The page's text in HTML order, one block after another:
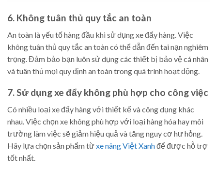
6. Không tuân thủ quy tắc an toàn
An toàn là yếu tố hàng đầu khi sử dụng xe đẩy hàng. Việc
không tuân thủ quy tắc an toàn có thể dẫn đến tai nạn nghiêm
trọng. Đảm bảo bạn luôn sử dụng các thiết bị bảo vệ cá nhân
và tuân thủ mọi quy định an toàn trong quá trình hoạt động.
7. Sử dụng xe đẩy không phù hợp cho công việc
Có nhiều loại xe đẩy hàng với thiết kế và công dụng khác
nhau. Việc chọn xe không phù hợp với loại hàng hóa hay môi
trường làm việc sẽ giảm hiệu quả và tăng nguy cơ hư hỏng.
Hãy lựa chọn sản phẩm từxe nâng Việt Xanhđể được hỗ trợ
tốt nhất.